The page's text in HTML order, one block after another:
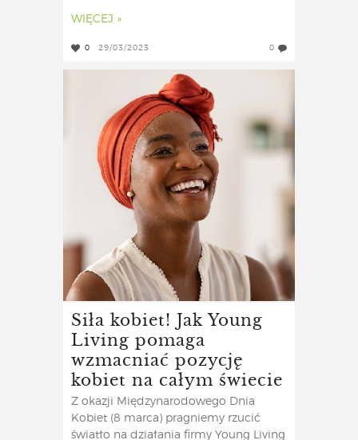
WIĘCEJ »
0 29/03/2023 0
Siła kobiet! Jak Young
Living pomaga
wzmacniać pozycję
kobiet na całym świecie
Z okazji Międzynarodowego Dnia
Kobiet (8 marca) pragniemy rzucić
światło na działania firmy Young Living